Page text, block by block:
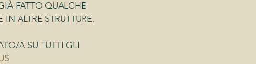
FATTO QUALCHE
ALTRE STRUTTURE.
A SU TUTTI GLI